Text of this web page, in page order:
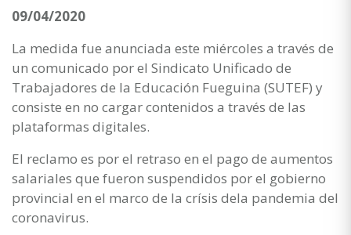
09/04/2020
La medida fue anunciada este miércoles a través de
un comunicado por el Sindicato Unificado de
Trabajadores de la Educación Fueguina (SUTEF) y
consiste en no cargar contenidos a través de las
plataformas digitales.
El reclamo es por el retraso en el pago de aumentos
salariales que fueron suspendidos por el gobierno
provincial en el marco de la crísis dela pandemia del
coronavirus.